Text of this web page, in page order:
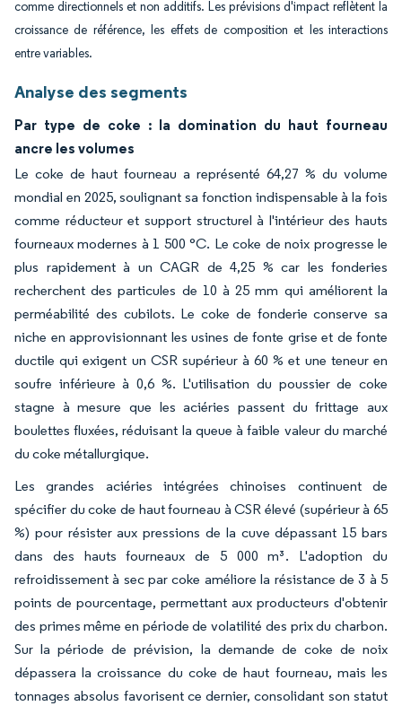
comme directionnels et non additifs. Les prévisions d'impact reflètent la
croissance de référence, les effets de composition et les interactions
entre variables.
Analyse des segments
Par type de coke : la domination du haut fourneau
ancre les volumes
Le coke de haut fourneau a représenté 64,27 % du volume
mondial en 2025, soulignant sa fonction indispensable à la fois
comme réducteur et support structurel à l'intérieur des hauts
fourneaux modernes à 1 500 °C. Le coke de noix progresse le
plus rapidement à un CAGR de 4,25 % car les fonderies
recherchent des particules de 10 à 25 mm qui améliorent la
perméabilité des cubilots. Le coke de fonderie conserve sa
niche en approvisionnant les usines de fonte grise et de fonte
ductile qui exigent un CSR supérieur à 60 % et une teneur en
soufre inférieure à 0,6 %. L'utilisation du poussier de coke
stagne à mesure que les aciéries passent du frittage aux
boulettes fluxées, réduisant la queue à faible valeur du marché
du coke métallurgique.
Les grandes aciéries intégrées chinoises continuent de
spécifier du coke de haut fourneau à CSR élevé (supérieur à 65
%) pour résister aux pressions de la cuve dépassant 15 bars
dans des hauts fourneaux de 5 000 m³. L'adoption du
refroidissement à sec par coke améliore la résistance de 3 à 5
points de pourcentage, permettant aux producteurs d'obtenir
des primes même en période de volatilité des prix du charbon.
Sur la période de prévision, la demande de coke de noix
dépassera la croissance du coke de haut fourneau, mais les
tonnages absolus favorisent ce dernier, consolidant son statut